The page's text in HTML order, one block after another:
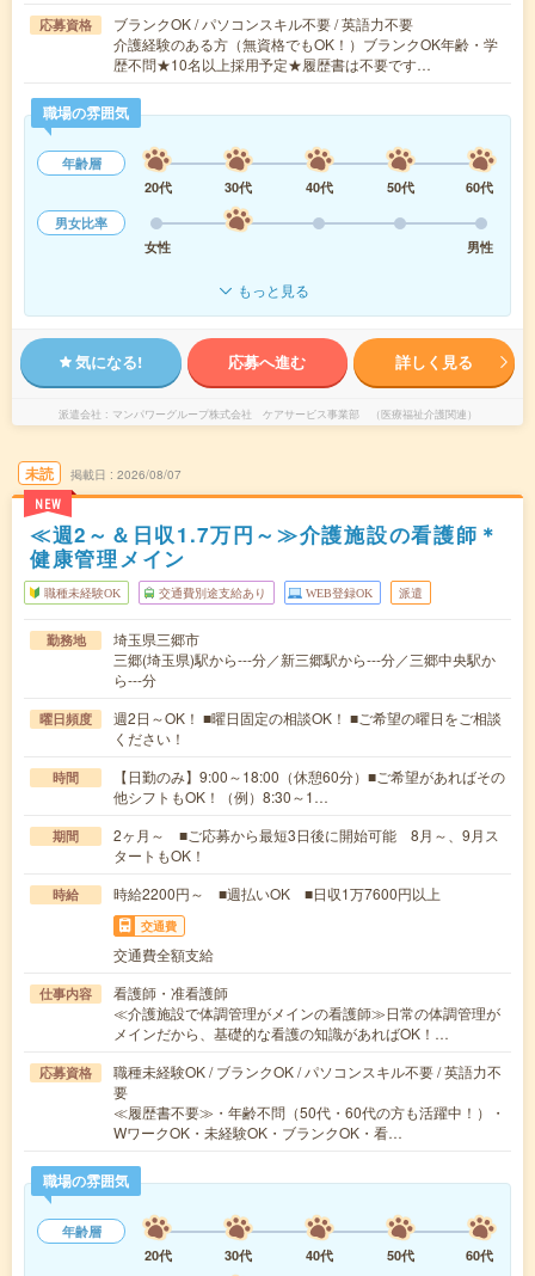
応募資格
ブランクOK / パソコンスキル不要 / 英語力不要
介護経験のある方（無資格でもOK！）ブランクOK年齢・学
歴不問★10名以上採用予定★履歴書は不要です…
職場の雰囲気
年齢層
20代
30代 40代 50代
60代
男女比率
女性
男性
もっと見る
気になる! 応募へ進む 詳しく見る
派遣会社 マンパワーグループ株式会社 ケアサービス事業部 （医療福祉介護関連）
未読
NEW
掲載日 2026/08/07
≪週2～＆日収1.7万円～≫介護施設の看護師＊
健康管理メイン
職種未経験OK 交通費別途支給あり WEB登録OK 派遣
勤務地
埼玉県三郷市
三郷(埼玉県)駅から---分／新三郷駅から---分／三郷中央駅か
ら---分
曜日頻度
週2日～OK！ ■曜日固定の相談OK！ ■ご希望の曜日をご相談
ください！
時間
【日勤のみ】9:00～18:00（休憩60分）■ご希望があればその
他シフトもOK！（例）8:30～1…
期間
2ヶ月～ ■ご応募から最短3日後に開始可能 8月～、9月ス
タートもOK！
時給 時給2200円～ ■週払いOK ■日収1万7600円以上
交通費
交通費全額支給
仕事内容
看護師・准看護師
≪介護施設で体調管理がメインの看護師≫日常の体調管理が
メインだから、基礎的な看護の知識があればOK！…
応募資格
職種未経験OK / ブランクOK / パソコンスキル不要 / 英語力不
要
≪履歴書不要≫・年齢不問（50代・60代の方も活躍中！）・
WワークOK・未経験OK・ブランクOK・看…
職場の雰囲気
年齢層
20代
30代 40代 50代
60代